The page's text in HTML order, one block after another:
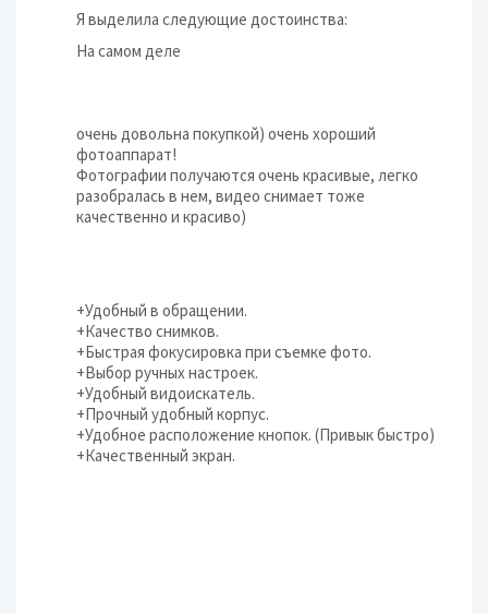
Я выделила следующие достоинства:
На самом деле
очень довольна покупкой) очень хороший
фотоаппарат!
Фотографии получаются очень красивые, легко
разобралась в нем, видео снимает тоже
качественно и красиво)
+Удобный в обращении.
+Качество снимков.
+Быстрая фокусировка при съемке фото.
+Выбор ручных настроек.
+Удобный видоискатель.
+Прочный удобный корпус.
+Удобное расположение кнопок. (Привык быстро)
+Качественный экран.